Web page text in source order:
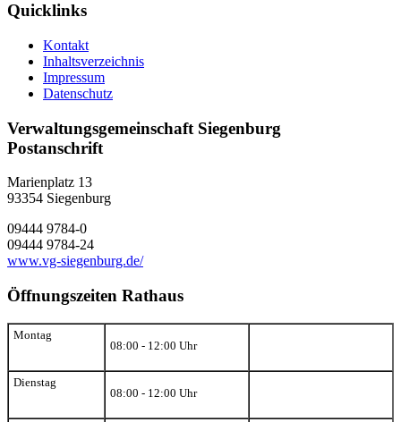
Quicklinks
Kontakt
Inhaltsverzeichnis
Impressum
Datenschutz
Verwaltungsgemeinschaft Siegenburg
Postanschrift
Marienplatz 13
93354 Siegenburg
09444 9784-0
09444 9784-24
www.vg-siegenburg.de/
Öffnungszeiten Rathaus
Montag
08:00 - 12:00 Uhr
Dienstag
08:00 - 12:00 Uhr